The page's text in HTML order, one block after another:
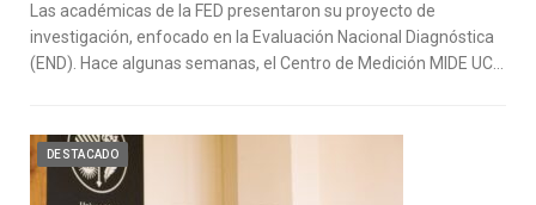
Las académicas de la FED presentaron su proyecto de
investigación, enfocado en la Evaluación Nacional Diagnóstica
(END). Hace algunas semanas, el Centro de Medición MIDE UC…
DESTACADO